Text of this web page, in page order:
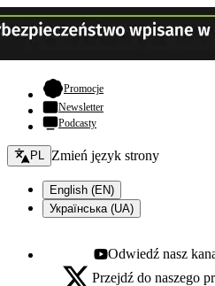
Promocje- otwiera się w nowej karcie
Newsletter
Podcasty
Zmień język - bieżący:
PL Zmień język strony
English (EN)
Українська (UA)
Youtube - otwiera się w
Odwiedź nasz
Przejdź do naszego